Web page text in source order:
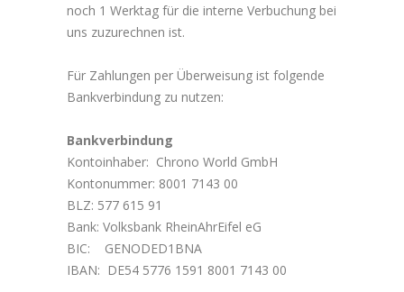
noch 1 Werktag für die interne Verbuchung bei
uns zuzurechnen ist.
Für Zahlungen per Überweisung ist folgende
Bankverbindung zu nutzen:
Bankverbindung
Kontoinhaber: Chrono World GmbH
Kontonummer: 8001 7143 00
BLZ: 577 615 91
Bank: Volksbank RheinAhrEifel eG
BIC: GENODED1BNA
IBAN: DE54 5776 1591 8001 7143 00